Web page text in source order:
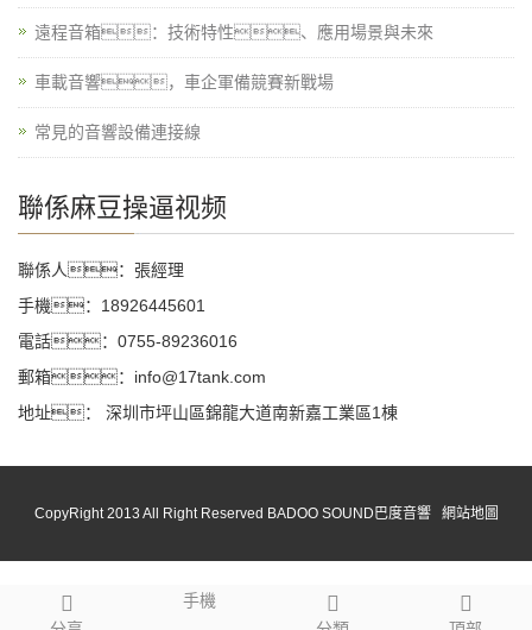
遠程音箱：技術特性、應用場景與未來
車載音響，車企軍備競賽新戰場
常見的音響設備連接線
聯係麻豆操逼视频
聯係人：張經理
手機：18926445601
電話：0755-89236016
郵箱：info@17tank.com
地址： 深圳市坪山區錦龍大道南新嘉工業區1棟
手機
CopyRight 2013 All Right Reserved BADOO SOUND巴度音響 網站地圖